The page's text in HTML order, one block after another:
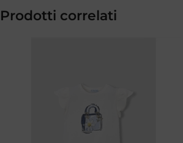
Prodotti correlati